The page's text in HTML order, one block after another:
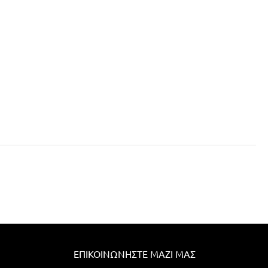
ΕΠΙΚΟΙΝΩΝΉΣΤΕ ΜΑΖΊ ΜΑΣ